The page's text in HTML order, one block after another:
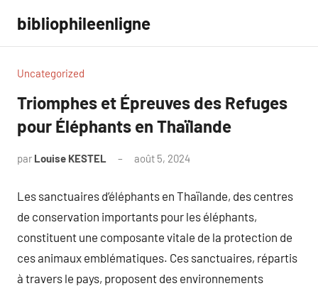
contenu
bibliophileenligne
Uncategorized
Triomphes et Épreuves des Refuges
pour Éléphants en Thaïlande
par Louise KESTEL août 5, 2024
Les sanctuaires d’éléphants en Thaïlande, des centres
de conservation importants pour les éléphants,
constituent une composante vitale de la protection de
ces animaux emblématiques. Ces sanctuaires, répartis
à travers le pays, proposent des environnements